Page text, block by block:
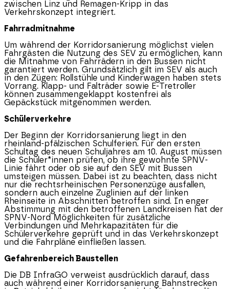
zwischen Linz und Remagen-Kripp in das
Verkehrskonzept integriert.
Fahrradmitnahme
Um während der Korridorsanierung möglichst vielen
Fahrgästen die Nutzung des SEV zu ermöglichen, kann
die Mitnahme von Fahrrädern in den Bussen nicht
garantiert werden. Grundsätzlich gilt im SEV als auch
in den Zügen: Rollstühle und Kinderwagen haben stets
Vorrang. Klapp- und Falträder sowie E-Tretroller
können zusammengeklappt kostenfrei als
Gepäckstück mitgenommen werden.
Schülerverkehre
Der Beginn der Korridorsanierung liegt in den
rheinland-pfälzischen Schulferien. Für den ersten
Schultag des neuen Schuljahres am 10. August müssen
die Schüler*innen prüfen, ob ihre gewohnte SPNV-
Linie fährt oder ob sie auf den SEV mit Bussen
umsteigen müssen. Dabei ist zu beachten, dass nicht
nur die rechtsrheinischen Personenzüge ausfallen,
sondern auch einzelne Zuglinien auf der linken
Rheinseite in Abschnitten betroffen sind. In enger
Abstimmung mit den betroffenen Landkreisen hat der
SPNV-Nord Möglichkeiten für zusätzliche
Verbindungen und Mehrkapazitäten für die
Schülerverkehre geprüft und in das Verkehrskonzept
und die Fahrpläne einfließen lassen.
Gefahrenbereich Baustellen
Die DB InfraGO verweist ausdrücklich darauf, dass
auch während einer Korridorsanierung Bahnstrecken